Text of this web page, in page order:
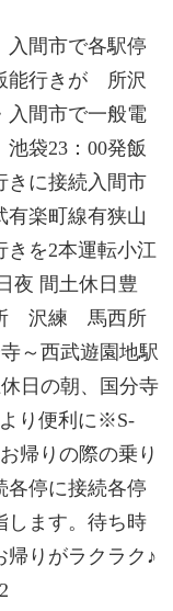
間市で各駅停
能行きが 所沢
入間市で一般電
袋23：00発飯
に接続入間市
有楽町線有狭山
きを2本運転小江
夜 間土休日豊
沢練 馬西所
～西武遊園地駅
日の朝、国分寺
り便利に※S-
帰りの際の乗り
各停に接続各停
します。待ち時
帰りがラクラク♪